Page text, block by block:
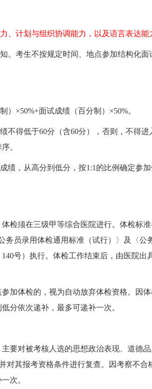
计划与组织协调能力，以及语言表达能
考生不按规定时间、地点参加结构化面
×50%+面试成绩（百分制）×50%。
得低于60分（含60分），否则，不得进
。
，从高分到低分，按1:1的比例确定参
须在三级甲等综合医院进行。体检标准
务员录用体检通用标准（试行）〉及〈公
号）执行。体检工作结束后，由医院出
体检的，视为自动放弃体检资格。因体
分依次递补，最多可递补一次。
对被考核人选的思想政治表现、道德品
对其报考资格条件进行复查。因考察不合
次。